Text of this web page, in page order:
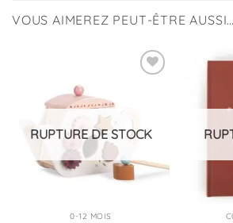
VOUS AIMEREZ PEUT-ÊTRE AUSSI…
RUPTURE DE STOCK
0-12 MOIS